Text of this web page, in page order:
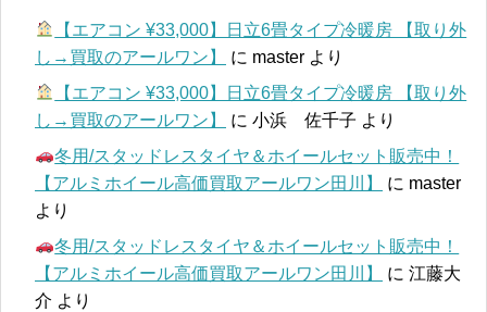
【エアコン ¥33,000】日立6畳タイプ冷暖房 【取り外
し→買取のアールワン】
に master より
【エアコン ¥33,000】日立6畳タイプ冷暖房 【取り外
し→買取のアールワン】
に 小浜 佐千子 より
冬用/スタッドレスタイヤ＆ホイールセット販売中！
【アルミホイール高価買取アールワン田川】
に master
より
冬用/スタッドレスタイヤ＆ホイールセット販売中！
【アルミホイール高価買取アールワン田川】
に 江藤大
介 より